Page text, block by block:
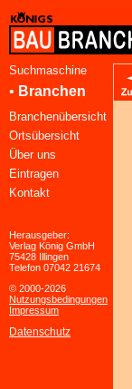
Suchmaschine
• Branchen
Branchenübersicht
Ortsübersicht
Über uns
Eintragen
Kontakt
Herausgeber:
Verlag König GmbH
75428 Illingen
Telefon 07042 21674
© 2000-2026
Nutzungsbedingungen
Impressum
Datenschutz